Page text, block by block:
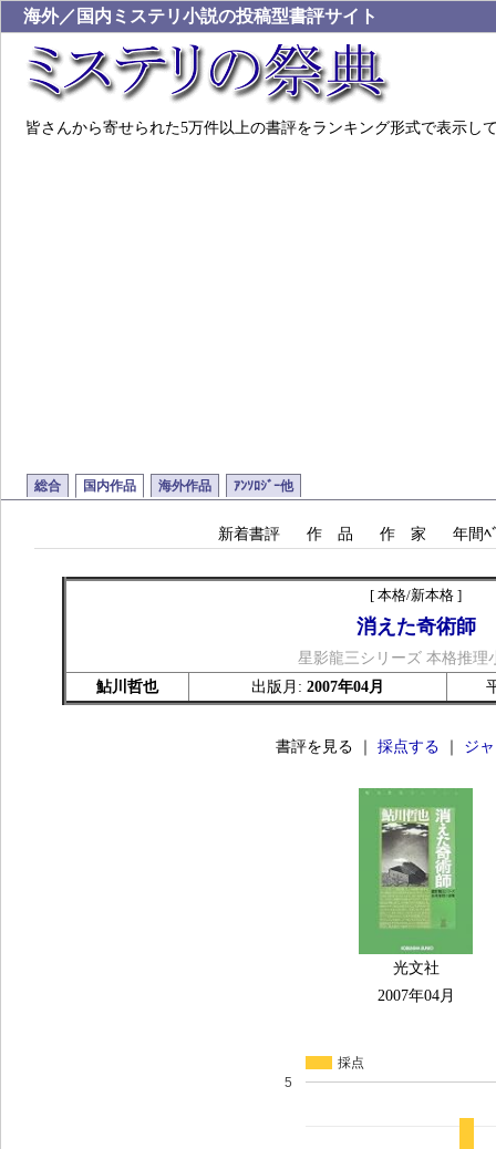
海外／国内ミステリ小説の投稿型書評サイト
皆さんから寄せられた5万件以上の書評をランキング形式で表示し
総合 国内作品 海外作品 ｱﾝｿﾛｼﾞｰ他
新着書評 作 品 作 家 年間ﾍ
[ 本格/新本格 ]
消えた奇術師
星影龍三シリーズ 本格推理
鮎川哲也
出版月: 2007年04月
書評を見る ｜ 採点する ジ
光文社
2007年04月
採点
5